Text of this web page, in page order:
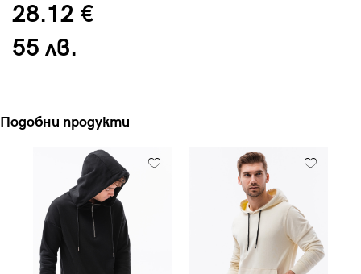
28.12 €
55 лв.
Подобни продукти